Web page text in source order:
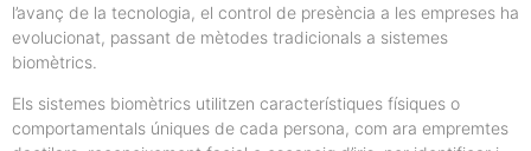
l’avanç de la tecnologia, el control de presència a les empreses ha
evolucionat, passant de mètodes tradicionals a sistemes
biomètrics.
Els sistemes biomètrics utilitzen característiques físiques o
comportamentals úniques de cada persona, com ara empremtes